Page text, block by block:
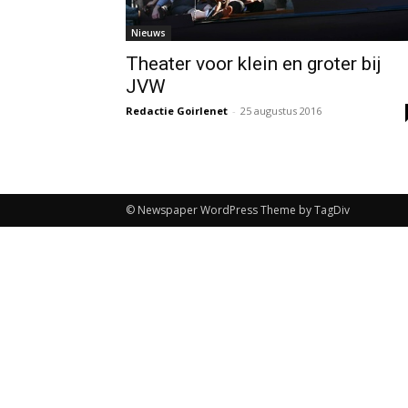
Nieuws
Theater voor klein en groter bij
JVW
Redactie Goirlenet - 25 augustus 2016
© Newspaper WordPress Theme by TagDiv